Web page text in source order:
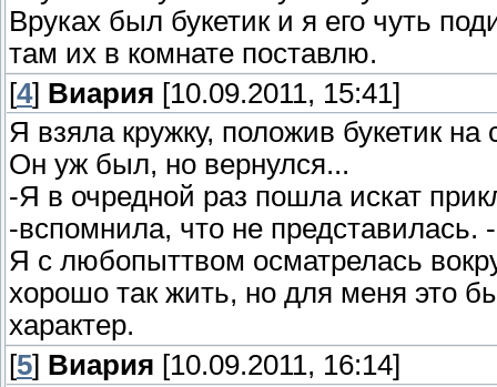
Вруках был букетик и я его чуть
там их в комнате поставлю.
[4] Виария [10.09.2011, 15:41]
Я взяла кружку, положив букетик
Он уж был, но вернулся...
-Я в очредной раз пошла искат
-вспомнила, что не представилась.
Я с любопыттвом осматрелась
хорошо так жить, но для меня это
характер.
[5] Виария [10.09.2011, 16:14]